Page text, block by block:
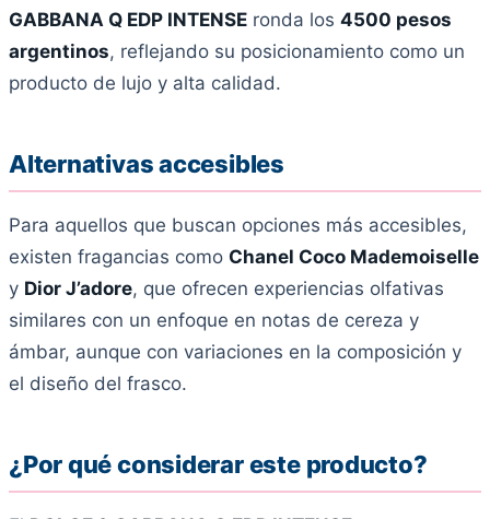
GABBANA Q EDP INTENSE ronda los 4500 pesos
argentinos, reflejando su posicionamiento como un
producto de lujo y alta calidad.
Alternativas accesibles
Para aquellos que buscan opciones más accesibles,
existen fragancias como Chanel Coco Mademoiselle
y Dior J’adore, que ofrecen experiencias olfativas
similares con un enfoque en notas de cereza y
ámbar, aunque con variaciones en la composición y
el diseño del frasco.
¿Por qué considerar este producto?